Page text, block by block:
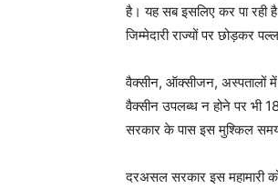
है। यह सब इसलिए कर पा रही
जिम्मेदारी राज्यों पर छोड़कर
वैक्सीन, ऑक्सीजन, अस्पतालों
वैक्सीन उपलब्ध न होने पर भी
सरकार के पास इस मुश्किल
दरअसल सरकार इस महामारी